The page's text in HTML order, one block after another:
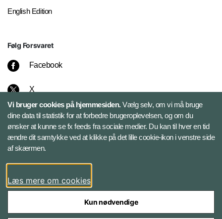
English Edition
Følg Forsvaret
Facebook
X
Instagram
Bluesky
LinkedIn
Vi bruger cookies på hjemmesiden.Vælg selv, om vi må bruge
dine data til statistik for at forbedre brugeroplevelsen, og om du
ønsker at kunne se fx feeds fra sociale medier. Du kan til hver en tid
ændre dit samtykke ved at klikke på det lille cookie-ikon i venstre side
af skærmen.
Læs mere om cookies
Kun nødvendige